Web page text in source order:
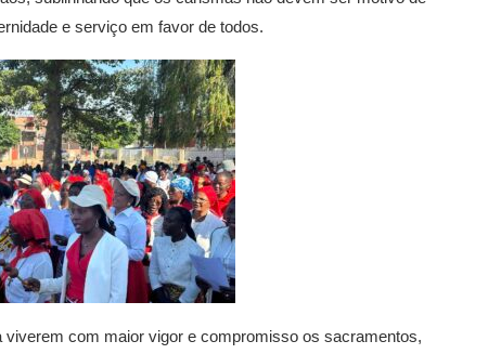
e serviço em favor de todos.
com maior vigor e compromisso os sacramentos,